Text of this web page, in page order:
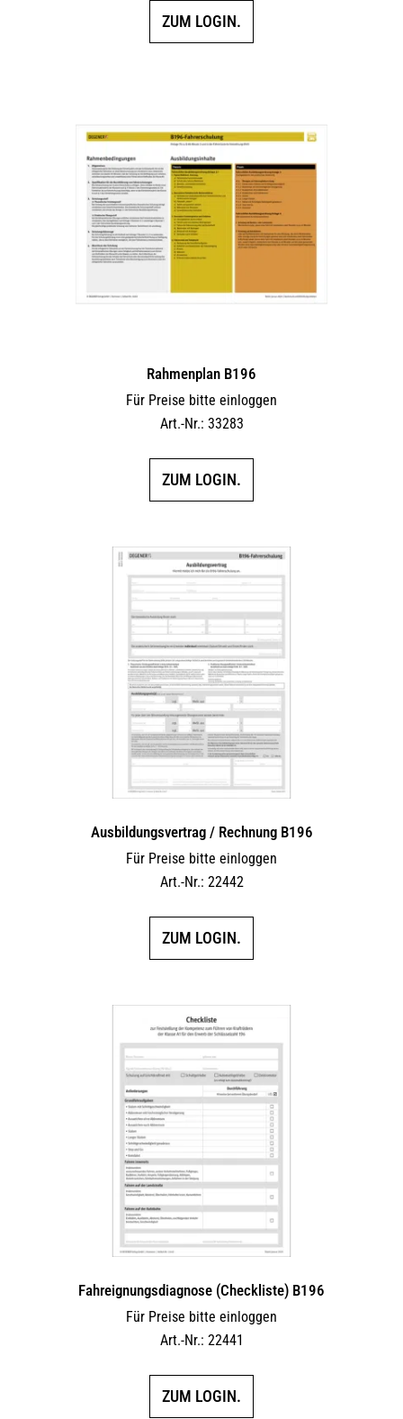
ZUM LOGIN.
Rahmenplan B196
Für Preise bitte einloggen
Art.-Nr.: 33283
ZUM LOGIN.
Ausbildungsvertrag / Rechnung B196
Für Preise bitte einloggen
Art.-Nr.: 22442
ZUM LOGIN.
Fahreignungsdiagnose (Checkliste) B196
Für Preise bitte einloggen
Art.-Nr.: 22441
ZUM LOGIN.